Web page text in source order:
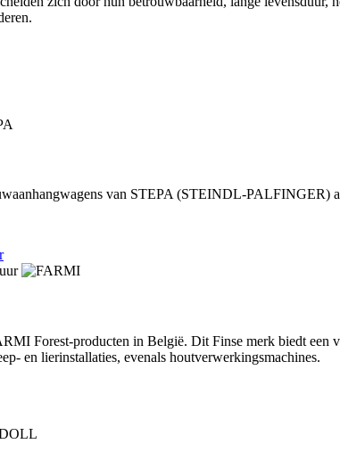
van STEPA (STEINDL-PALFINGER)
Forest-producten in België. Dit Finse merk biedt een
en lierinstallaties, evenals houtverwerkingsmachines.